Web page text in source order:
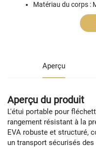
Matériau du corps :
Aperçu
Aperçu du produit
L'étui portable pour
rangement résistant à la
EVA robuste et structuré,
un transport sécurisés